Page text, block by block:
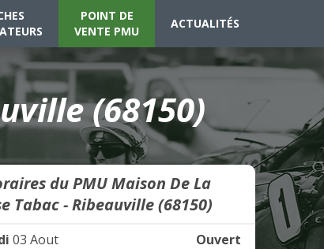
POINT DE
VENTE PMU
ACTUALITÉS
(68150)
du PMU Maison De La
Tabac - Ribeauville (68150)
03 Aout
Ouvert